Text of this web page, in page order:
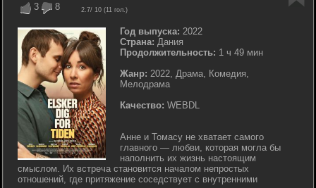
3 8 2.7/ 10 (11 гол.)
Год выпуска: 2022
Страна: Дания
Продолжительность: 1 ч 49 мин
Жанр: 2022, Драма, Комедия,
Мелодрама
Качество: WEBDL
Анне и Томасу не хватает самого
главного — любви, которая могла бы
наполнить их жизнь настоящим
смыслом. Их встреча становится началом непростых
отношений, где притяжение соседствует с внутренними